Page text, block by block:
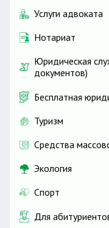
Услуги адвоката
Нотариат
Юридическая
документов)
Бесплатная
Туризм
Средства
Экология
Спорт
Для